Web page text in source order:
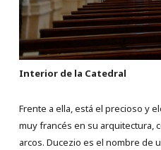
Interior de la Catedral
Frente a ella, está el precioso y
muy francés en su arquitectura,
arcos. Ducezio es el nombre de